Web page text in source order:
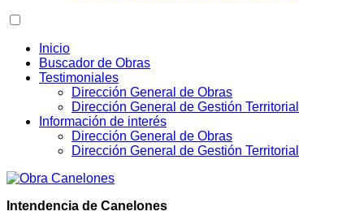
Inicio
Buscador de Obras
Testimoniales
Dirección General de Obras
Dirección General de Gestión Territorial
Información de interés
Dirección General de Obras
Dirección General de Gestión Territorial
Intendencia de Canelones